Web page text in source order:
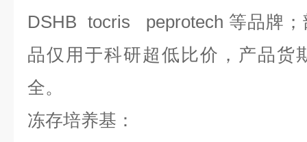
DSHB tocris peprotech 等品牌
品仅用于科研超低比价，产品货
全。
冻存培养基：